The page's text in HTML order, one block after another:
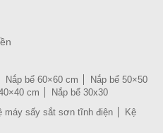
Nắp bể 60×60 cm
Nắp bể 50×50
cm
Nắp bể 30x30
máy sấy sắt sơn tĩnh điện
Kệ